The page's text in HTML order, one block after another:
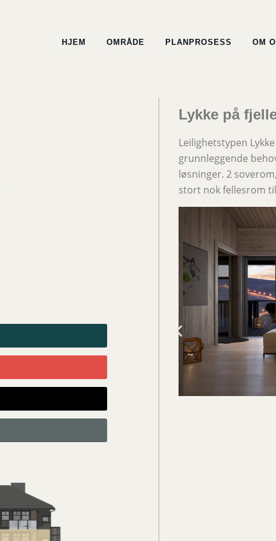
HJEM OMRÅDE PLANPROSESS OM
Lykke på
Leilighetstypen
grunnleggende
løsninger. 2
stort nok fellesrom